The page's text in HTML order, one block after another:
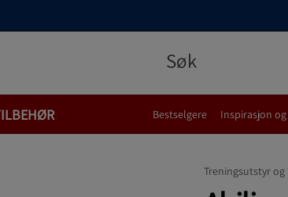
Bestselgere Inspirasjon
Treningsutstyr